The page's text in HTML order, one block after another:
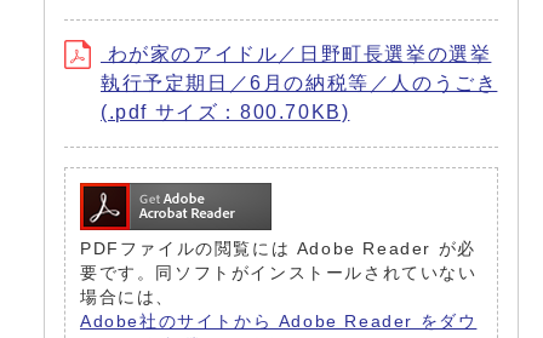
わが家のアイドル／日野町長選挙の選挙
執行予定期日／6月の納税等／人のうごき
(.pdf サイズ：800.70KB)
PDFファイルの閲覧には Adobe Reader が必
要です。同ソフトがインストールされていない
場合には、
Adobe社のサイトから Adobe Reader をダウ